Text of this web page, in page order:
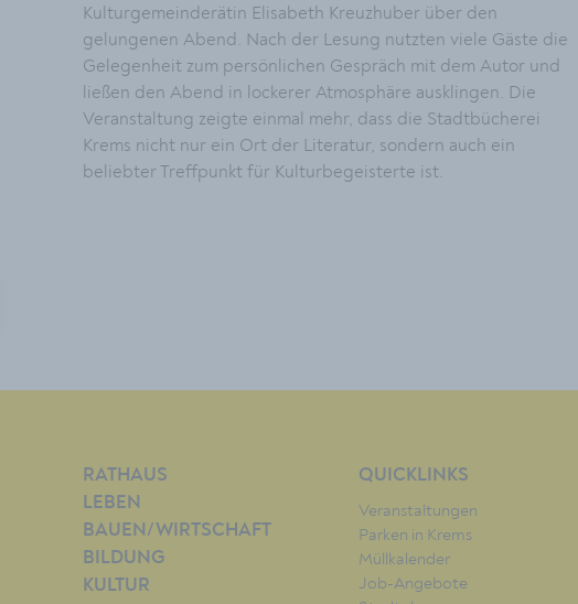
Kulturgemeinderätin Elisabeth Kreuzhuber über den
gelungenen Abend. Nach der Lesung nutzten viele Gäste die
Gelegenheit zum persönlichen Gespräch mit dem Autor und
ließen den Abend in lockerer Atmosphäre ausklingen. Die
Veranstaltung zeigte einmal mehr, dass die Stadtbücherei
Krems nicht nur ein Ort der Literatur, sondern auch ein
beliebter Treffpunkt für Kulturbegeisterte ist.
RATHAUS
LEBEN
BAUEN/WIRTSCHAFT
BILDUNG
KULTUR
QUICKLINKS
Veranstaltungen
Parken in Krems
Müllkalender
Job-Angebote